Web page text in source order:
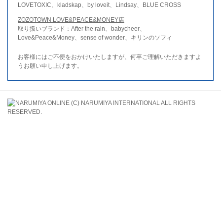
LOVETOXIC、kladskap、by loveit、Lindsay、BLUE CROSS
ZOZOTOWN LOVE&PEACE&MONEY店
取り扱いブランド：After the rain、babycheer、
Love&Peace&Money、sense of wonder、キリンのソフィ
お客様にはご不便をおかけいたしますが、何卒ご理解いただきますよ
うお願い申し上げます。